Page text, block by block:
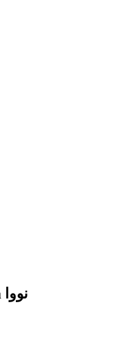
پیچ گوشتی 4 سو 3 در 100 مدل NTS 1113 Nova نووا